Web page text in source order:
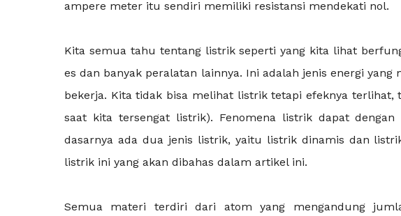
ampere meter itu sendiri memiliki resistansi mendekati nol.
Kita semua tahu tentang listrik seperti yang kita lihat
es dan banyak peralatan lainnya. Ini adalah jenis energi
bekerja. Kita tidak bisa melihat listrik tetapi efeknya
saat kita tersengat listrik). Fenomena listrik dapat
dasarnya ada dua jenis listrik, yaitu listrik dinamis dan
listrik ini yang akan dibahas dalam artikel ini.
Semua materi terdiri dari atom yang mengandung